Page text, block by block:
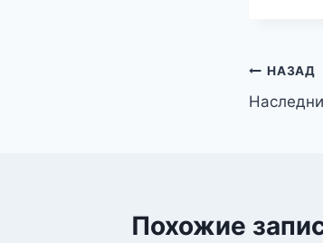
по
НАЗАД
Похожие